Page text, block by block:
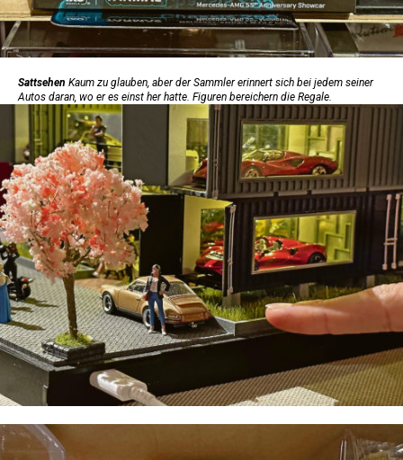
Sattsehen Kaum zu glauben, aber der Sammler erinnert sich bei jedem seiner
Autos daran, wo er es einst her hatte. Figuren bereichern die Regale.